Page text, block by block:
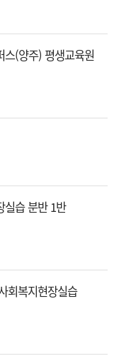
(양주) 평생교육원
실습 분반 1반
회복지현장실습